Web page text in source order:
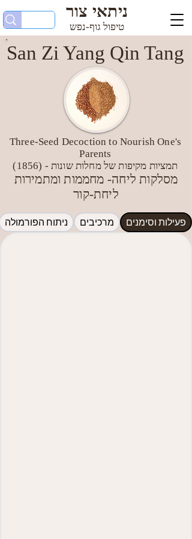
ניתאי צור
טיפול גוף-נפש
San Zi Yang Qin Tang
Three-Seed Decoction to Nourish One's
Parents
תמציות מקיפות של מחלות שונות - (1856)
מסלקות ליחה- מחממות ומתמירות
ליחת-קור
פעילות וסימנים מרכיבים ניתוח הפורמולה